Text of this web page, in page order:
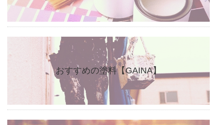
おすすめの塗料【GAINA】